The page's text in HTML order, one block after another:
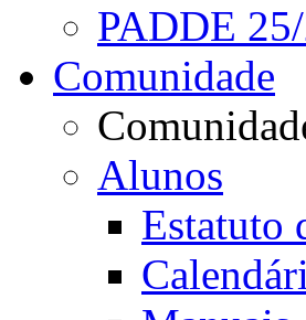
PADDE
Comunidade
Alunos
Estatuto